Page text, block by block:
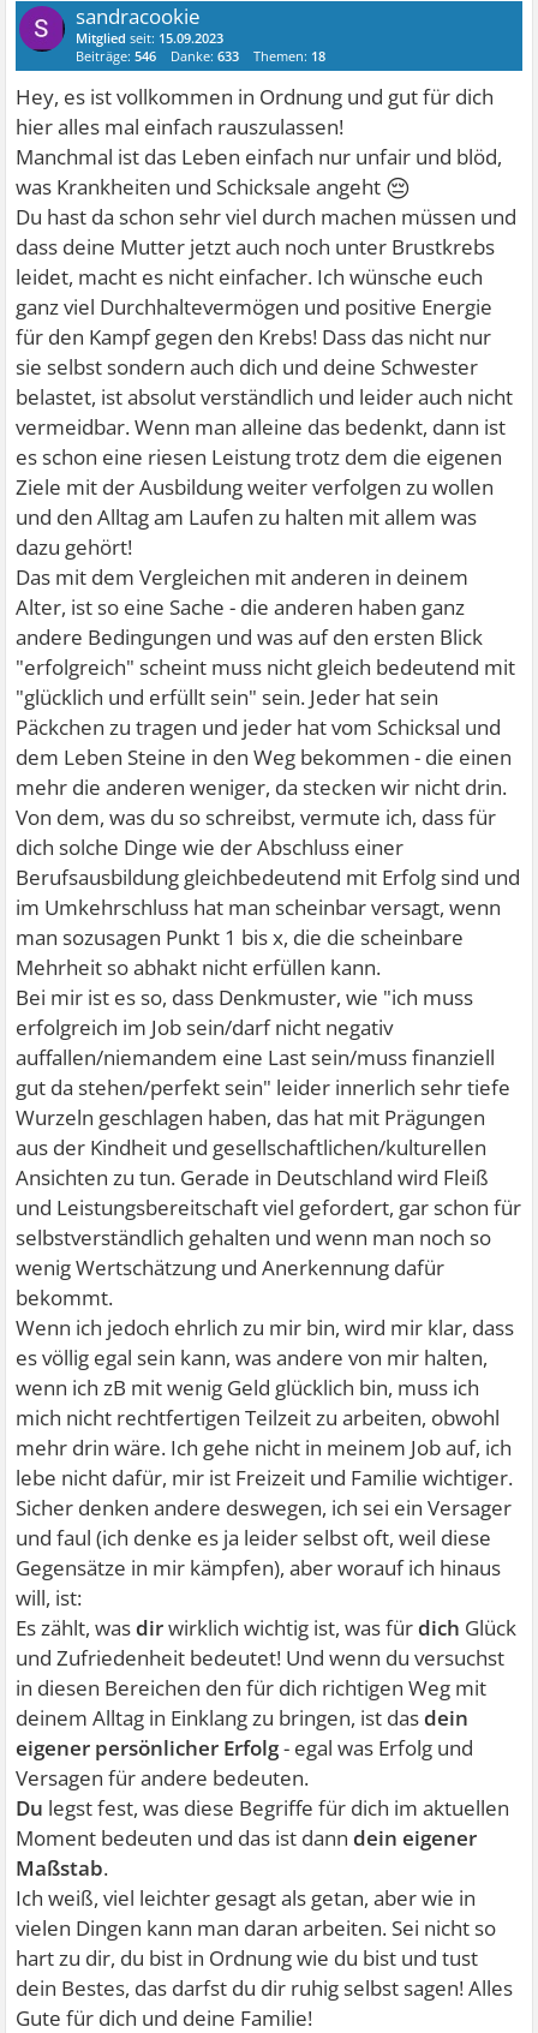
sandracookie
Mitglied seit: 15.09.2023
Beiträge:546 Danke:633 Themen: 18
Hey, es ist vollkommen in Ordnung und gut für dich
hier alles mal einfach rauszulassen!
Manchmal ist das Leben einfach nur unfair und blöd,
was Krankheiten und Schicksale angeht 😔
Du hast da schon sehr viel durch machen müssen und
dass deine Mutter jetzt auch noch unter Brustkrebs
leidet, macht es nicht einfacher. Ich wünsche euch
ganz viel Durchhaltevermögen und positive Energie
für den Kampf gegen den Krebs! Dass das nicht nur
sie selbst sondern auch dich und deine Schwester
belastet, ist absolut verständlich und leider auch nicht
vermeidbar. Wenn man alleine das bedenkt, dann ist
es schon eine riesen Leistung trotz dem die eigenen
Ziele mit der Ausbildung weiter verfolgen zu wollen
und den Alltag am Laufen zu halten mit allem was
dazu gehört!
Das mit dem Vergleichen mit anderen in deinem
Alter, ist so eine Sache - die anderen haben ganz
andere Bedingungen und was auf den ersten Blick
"erfolgreich" scheint muss nicht gleich bedeutend mit
"glücklich und erfüllt sein" sein. Jeder hat sein
Päckchen zu tragen und jeder hat vom Schicksal und
dem Leben Steine in den Weg bekommen - die einen
mehr die anderen weniger, da stecken wir nicht drin.
Von dem, was du so schreibst, vermute ich, dass für
dich solche Dinge wie der Abschluss einer
Berufsausbildung gleichbedeutend mit Erfolg sind und
im Umkehrschluss hat man scheinbar versagt, wenn
man sozusagen Punkt 1 bis x, die die scheinbare
Mehrheit so abhakt nicht erfüllen kann.
Bei mir ist es so, dass Denkmuster, wie "ich muss
erfolgreich im Job sein/darf nicht negativ
auffallen/niemandem eine Last sein/muss finanziell
gut da stehen/perfekt sein" leider innerlich sehr tiefe
Wurzeln geschlagen haben, das hat mit Prägungen
aus der Kindheit und gesellschaftlichen/kulturellen
Ansichten zu tun. Gerade in Deutschland wird Fleiß
und Leistungsbereitschaft viel gefordert, gar schon für
selbstverständlich gehalten und wenn man noch so
wenig Wertschätzung und Anerkennung dafür
bekommt.
Wenn ich jedoch ehrlich zu mir bin, wird mir klar, dass
es völlig egal sein kann, was andere von mir halten,
wenn ich zB mit wenig Geld glücklich bin, muss ich
mich nicht rechtfertigen Teilzeit zu arbeiten, obwohl
mehr drin wäre. Ich gehe nicht in meinem Job auf, ich
lebe nicht dafür, mir ist Freizeit und Familie wichtiger.
Sicher denken andere deswegen, ich sei ein Versager
und faul (ich denke es ja leider selbst oft, weil diese
Gegensätze in mir kämpfen), aber worauf ich hinaus
will, ist:
Es zählt, wasdirwirklich wichtig ist, was fürdich Glück
und Zufriedenheit bedeutet! Und wenn du versuchst
in diesen Bereichen den für dich richtigen Weg mit
deinem Alltag in Einklang zu bringen, ist dasdein
eigener persönlicher Erfolg- egal was Erfolg und
Versagen für andere bedeuten.
Du legst fest, was diese Begriffe für dich im aktuellen
Moment bedeuten und das ist danndein eigener
Maßstab.
Ich weiß, viel leichter gesagt als getan, aber wie in
vielen Dingen kann man daran arbeiten. Sei nicht so
hart zu dir, du bist in Ordnung wie du bist und tust
dein Bestes, das darfst du dir ruhig selbst sagen! Alles
Gute für dich und deine Familie!